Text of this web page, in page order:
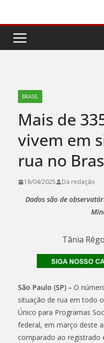
conteúdo
BRASIL
Mais de
vivem em
rua no
18/04/2025 Da redação
Dados são de
Tânia
São Paulo (SP) – O
situação de rua em todo
Único para Programas
federal, em março deste
comparado ao registrado